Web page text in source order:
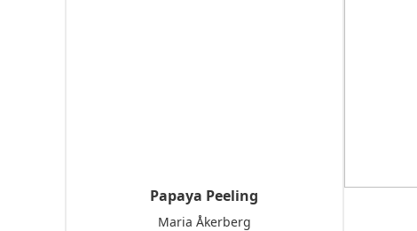
Papaya Peeling
Maria Åkerberg